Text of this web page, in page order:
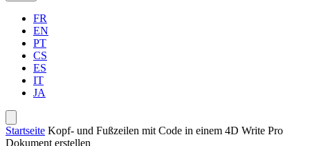
FR
EN
PT
CS
ES
IT
JA
Startseite Kopf- und Fußzeilen mit Code in einem 4D Write Pro
Dokument erstellen